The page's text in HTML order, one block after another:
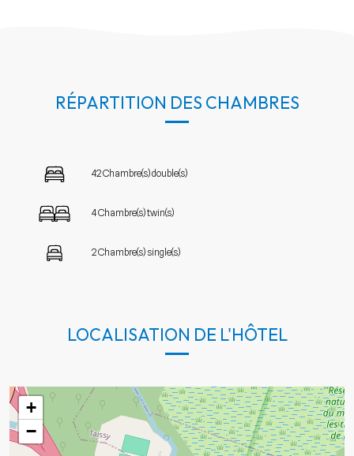
RÉPARTITION DES CHAMBRES
42 Chambre(s) double(s)
4 Chambre(s) twin(s)
2 Chambre(s) single(s)
LOCALISATION DE L'HÔTEL
+
−